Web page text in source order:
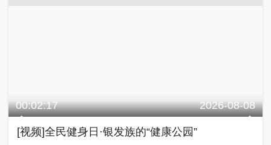
00:02:17 2026-08-08
[视频]全民健身日·银发族的“健康公园”